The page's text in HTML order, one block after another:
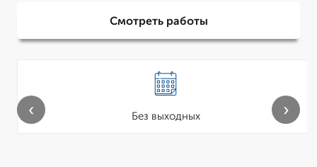
Смотреть работы
Без выходных
‹ ›